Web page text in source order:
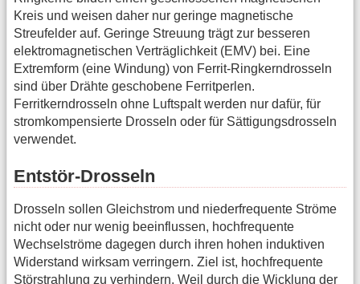
Kreis und weisen daher nur geringe magnetische
Streufelder auf. Geringe Streuung trägt zur besseren
elektromagnetischen Verträglichkeit (EMV) bei. Eine
Extremform (eine Windung) von Ferrit-Ringkerndrosseln
sind über Drähte geschobene Ferritperlen.
Ferritkerndrosseln ohne Luftspalt werden nur dafür, für
stromkompensierte Drosseln oder für Sättigungsdrosseln
verwendet.
Entstör-Drosseln
Drosseln sollen Gleichstrom und niederfrequente Ströme
nicht oder nur wenig beeinflussen, hochfrequente
Wechselströme dagegen durch ihren hohen induktiven
Widerstand wirksam verringern. Ziel ist, hochfrequente
Störstrahlung zu verhindern. Weil durch die Wicklung der